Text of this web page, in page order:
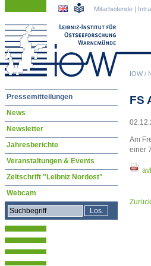
IOW/
Mitarbeitende |
FS
Am
einer
Zurück
Navigation
Pressemitteilungen
News
Newsletter
Jahresberichte
Veranstaltungen & Events
Zeitschrift "Leibniz Nordost"
Webcam